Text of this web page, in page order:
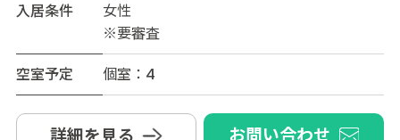
入居条件
女性
※要審査
空室予定
個室：4